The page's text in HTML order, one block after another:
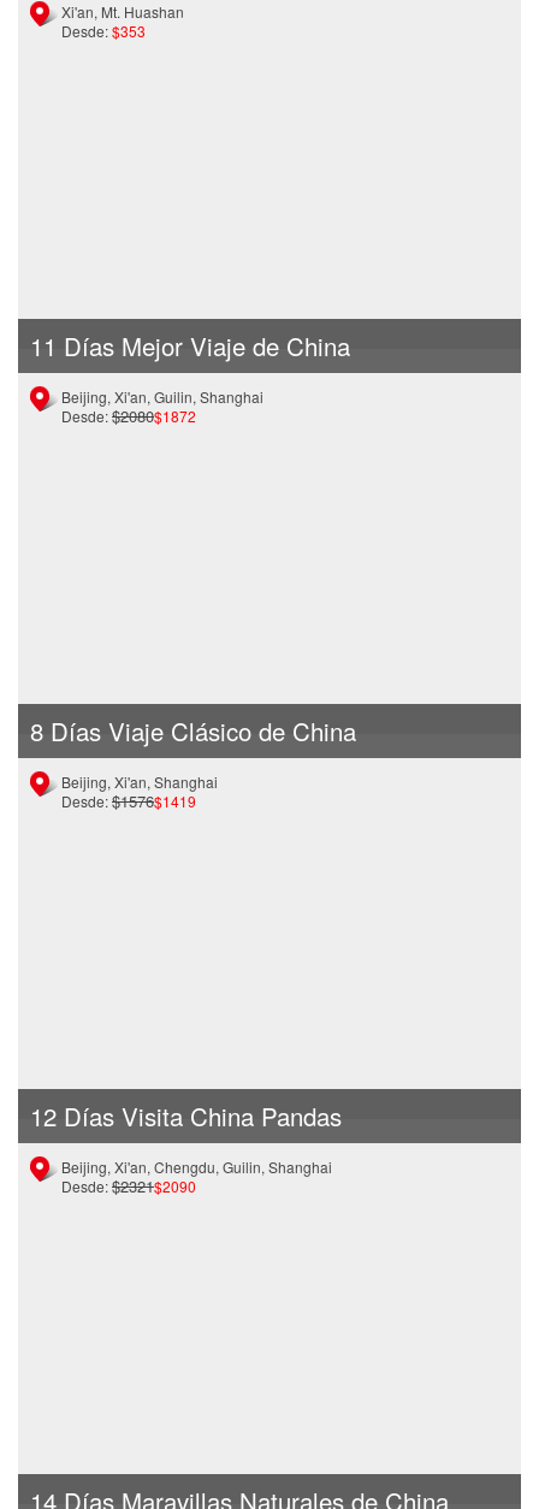
Xi'an, Mt. Huashan
Desde:$353
11 Días Mejor Viaje de China
Beijing, Xi'an, Guilin, Shanghai
Desde:$2080$1872
8 Días Viaje Clásico de China
Beijing, Xi'an, Shanghai
Desde:$1576$1419
12 Días Visita China Pandas
Beijing, Xi'an, Chengdu, Guilin, Shanghai
Desde:$2321$2090
14 Días Maravillas Naturales de China